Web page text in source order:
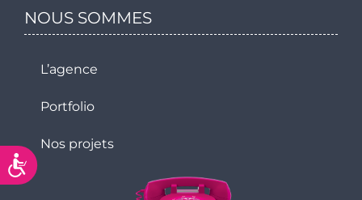
Accessibilité
NOUS SOMMES
L’agence
Portfolio
Nos projets